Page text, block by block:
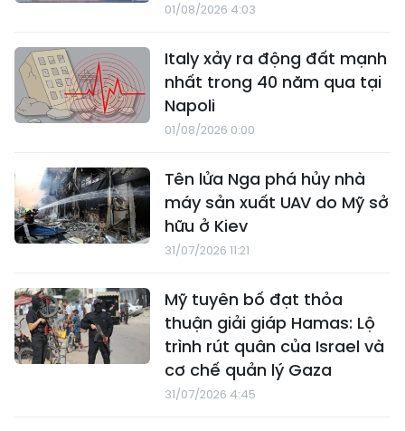
01/08/2026 4:03
Italy xảy ra động đất mạnh
nhất trong 40 năm qua tại
Napoli
01/08/2026 0:00
Tên lửa Nga phá hủy nhà
máy sản xuất UAV do Mỹ sở
hữu ở Kiev
31/07/2026 11:21
Mỹ tuyên bố đạt thỏa
thuận giải giáp Hamas: Lộ
trình rút quân của Israel và
cơ chế quản lý Gaza
31/07/2026 4:45